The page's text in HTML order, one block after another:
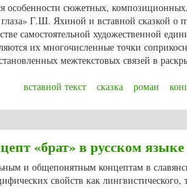
особенности сюжетных,
глаза» Г.Ш. Яхиной и вставной сказкой о
самостоятельной художественной
их многочисленные точки
межтекстовых связей в
вставной текст сказка роман
«брат» в русском
и общепонятным концептам в
свойств как